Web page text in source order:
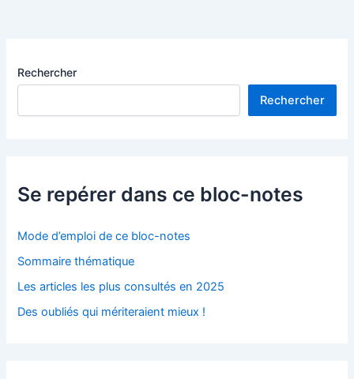
à
témoignages
Rechercher
Rechercher
Se repérer dans ce bloc-notes
Mode d’emploi de ce bloc-notes
Sommaire thématique
Les articles les plus consultés en 2025
Des oubliés qui mériteraient mieux !